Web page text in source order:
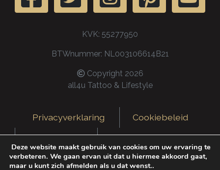
KVK: 55277950
BTWnummer: NL003106614B21
Copyright 2026
all4u Tattoo & Lifestyle
Privacyverklaring
Cookiebeleid
Retourbeleid
Garantie & Klachten
Deze website maakt gebruik van cookies om uw ervaring te
verbeteren. We gaan ervan uit dat u hiermee akkoord gaat,
maar u kunt zich afmelden als u dat wenst..